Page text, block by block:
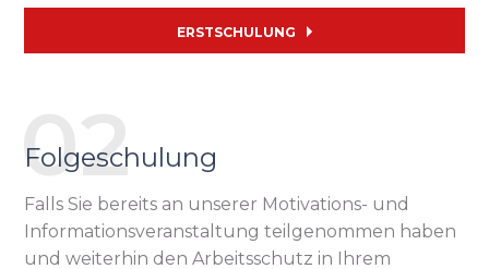
ERSTSCHULUNG
Folgeschulung
Falls Sie bereits an unserer Motivations- und
Informationsveranstaltung teilgenommen haben
und weiterhin den Arbeitsschutz in Ihrem